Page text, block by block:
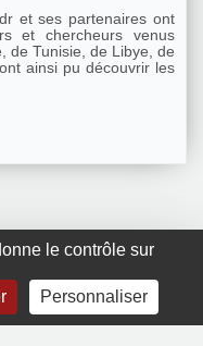
le contrôle sur
Personnaliser
et ses partenaires ont
et chercheurs venus
de Tunisie, de Libye, de
ainsi pu découvrir les
GRDR Copyright
légales|Contact